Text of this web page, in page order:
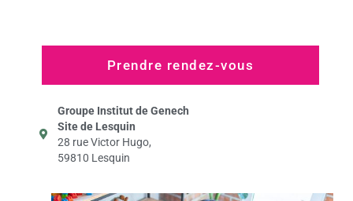
Prendre rendez-vous
Groupe Institut de Genech
Site de Lesquin
28 rue Victor Hugo,
59810 Lesquin